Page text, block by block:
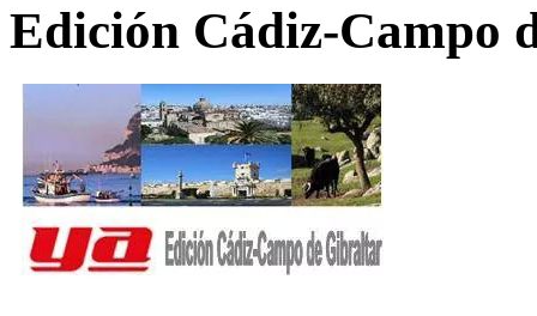
Edición Cádiz-Campo